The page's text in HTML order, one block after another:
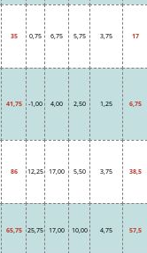
35 0,75 6,75 5,75 3,75 17
41,75 -1,00 4,00 2,50 1,25 6,75
86 12,25 17,00 5,50 3,75 38,5
65,75 25,75 17,00 10,00 4,75 57,5